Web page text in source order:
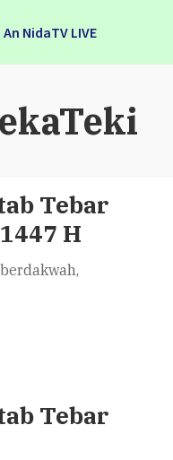
An NidaTV LIVE
Tebar
H
Tebar